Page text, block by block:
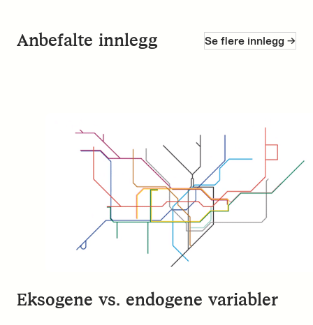
Anbefalte innlegg Se flere innlegg ->
Eksogene vs. endogene variabler